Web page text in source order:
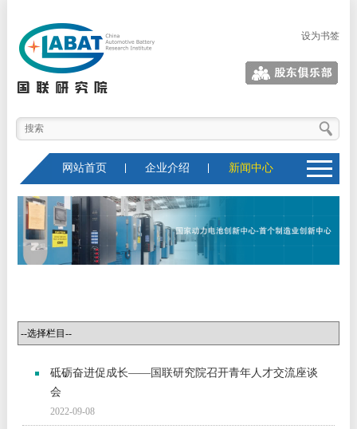
设为书签
股东俱乐部
网站首页 企业介绍 新闻中心
砥砺奋进促成长——国联研究院召开青年人才交流座谈
会
2022-09-08